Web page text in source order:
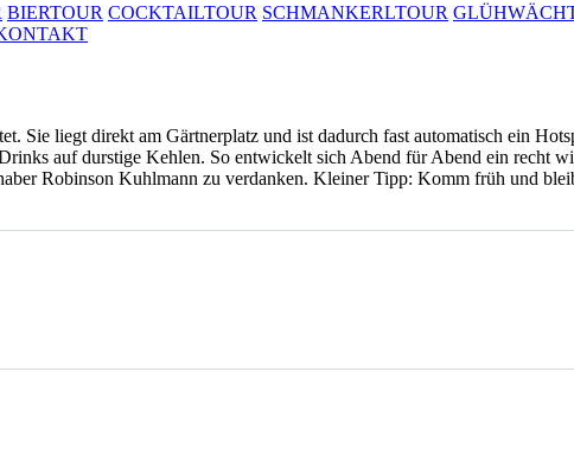
BIERTOUR COCKTAILTOUR SCHMANKERLTOUR
Sie liegt direkt am Gärtnerplatz und ist dadurch fast automatisch ein
auf durstige Kehlen. So entwickelt sich Abend für Abend ein recht
Robinson Kuhlmann zu verdanken. Kleiner Tipp: Komm früh und